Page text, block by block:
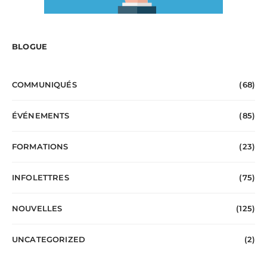
BLOGUE
COMMUNIQUÉS (68)
ÉVÉNEMENTS (85)
FORMATIONS (23)
INFOLETTRES (75)
NOUVELLES (125)
UNCATEGORIZED (2)